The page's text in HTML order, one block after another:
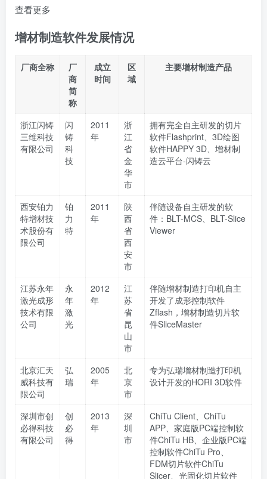
查看更多
增材制造软件发展情况
厂商全称
厂
商
简
称
成立
时间
区
域
主要增材制造产品
浙江闪铸
三维科技
有限公司
闪
铸
科
技
2011
年
浙
江
省
金
华
市
拥有完全自主研发的切片
软件Flashprint、3D绘图
软件HAPPY 3D、增材制
造云平台-闪铸云
西安铂力
特增材技
术股份有
限公司
铂
力
特
2011
年
陕
西
省
西
安
市
伴随设备自主研发的软
件：BLT-MCS、BLT-Slice
Viewer
江苏永年
激光成形
技术有限
公司
永
年
激
光
2012
年
江
苏
省
昆
山
市
伴随增材制造打印机自主
开发了成形控制软件
Zflash，增材制造切片软
件SliceMaster
北京汇天
威科技有
限公司
弘
瑞
2005
年
北
京
市
专为弘瑞增材制造打印机
设计开发的HORI 3D软件
深圳市创
必得科技
有限公司
创
必
得
2013
年
深
圳
市
ChiTu Client、ChiTu
APP、家庭版PC端控制软
件ChiTu HB、企业版PC端
控制软件ChiTu Pro、
FDM切片软件ChiTu
Slicer、光固化切片软件